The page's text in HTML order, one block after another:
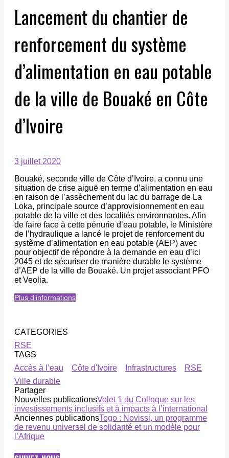
Lancement du chantier de
renforcement du système
d’alimentation en eau potable
de la ville de Bouaké en Côte
d’Ivoire
3 juillet 2020
Bouaké, seconde ville de Côte d’Ivoire, a connu une
situation de crise aiguë en terme d’alimentation en eau
en raison de l’assèchement du lac du barrage de La
Loka, principale source d’approvisionnement en eau
potable de la ville et des localités environnantes. Afin
de faire face à cette pénurie d’eau potable, le Ministère
de l’hydraulique a lancé le projet de renforcement du
système d’alimentation en eau potable (AEP) avec
pour objectif de répondre à la demande en eau d’ici
2045 et de sécuriser de manière durable le système
d’AEP de la ville de Bouaké. Un projet associant PFO
et Veolia.
Plus d’informations
CATEGORIES
RSE
TAGS
Accès à l’eau
Côte d'Ivoire Infrastructures
RSE
Ville durable
Partager
Nouvelles publicationsVolet 1 du Colloque sur les
investissements inclusifs et à impacts à l’international
Anciennes publicationsTogo : Novissi, un programme
de revenu universel de solidarité et un modèle pour
l’Afrique